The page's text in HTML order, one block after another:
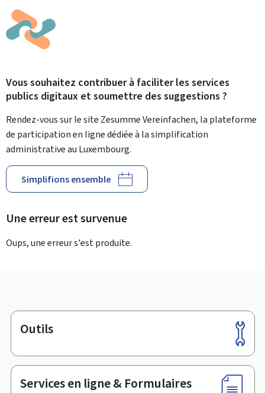
Vous souhaitez contribuer à faciliter les services
publics digitaux et soumettre des suggestions ?
Rendez-vous sur le site Zesumme Vereinfachen, la plateforme
de participation en ligne dédiée à la simplification
administrative au Luxembourg.
Simplifions ensemble
Une erreur est survenue
Oups, une erreur s'est produite.
Pied
de
page
Outils
Services en ligne & Formulaires